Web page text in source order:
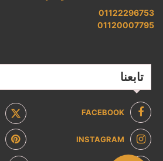
01122296753
01120007795
تابعنا
FACEBOOK
INSTAGRAM